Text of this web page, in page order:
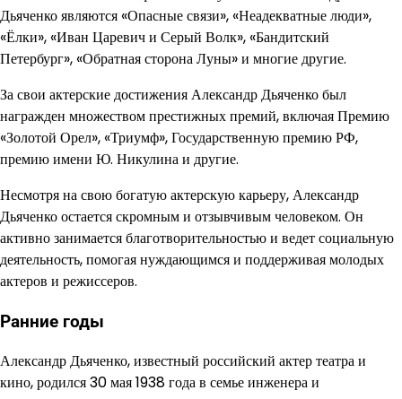
Дьяченко являются «Опасные связи», «Неадекватные люди»,
«Ёлки», «Иван Царевич и Серый Волк», «Бандитский
Петербург», «Обратная сторона Луны» и многие другие.
За свои актерские достижения Александр Дьяченко был
награжден множеством престижных премий, включая Премию
«Золотой Орел», «Триумф», Государственную премию РФ,
премию имени Ю. Никулина и другие.
Несмотря на свою богатую актерскую карьеру, Александр
Дьяченко остается скромным и отзывчивым человеком. Он
активно занимается благотворительностью и ведет социальную
деятельность, помогая нуждающимся и поддерживая молодых
актеров и режиссеров.
Ранние годы
Александр Дьяченко, известный российский актер театра и
кино, родился 30 мая 1938 года в семье инженера и